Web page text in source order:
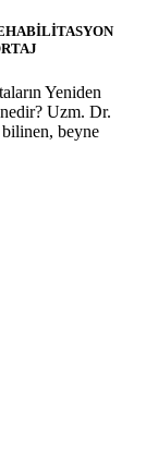
Yeniden
Uzm. Dr.
beyne